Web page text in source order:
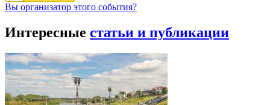
Вы организатор этого события?
Интересные статьи и публикации